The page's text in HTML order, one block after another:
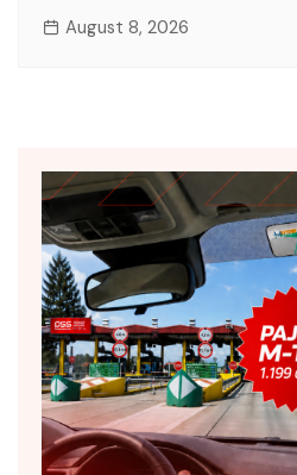
August 8, 2026